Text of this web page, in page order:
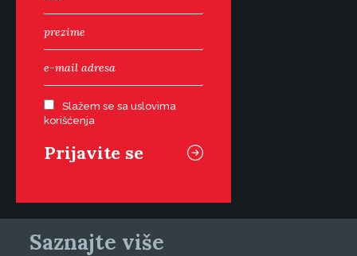
Slažem se sa uslovima
korišćenja
Saznajte više